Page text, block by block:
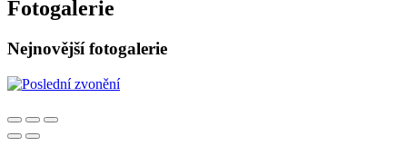
Fotogalerie
Nejnovější fotogalerie